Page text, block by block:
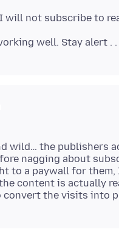
wild… the publishers
nagging about
to a paywall for them,
content is actually